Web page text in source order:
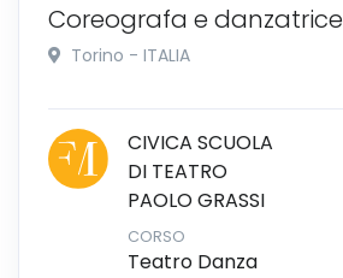
Coreografa e danzatrice
Torino - ITALIA
CIVICA SCUOLA
DI TEATRO
PAOLO GRASSI
CORSO
Teatro Danza